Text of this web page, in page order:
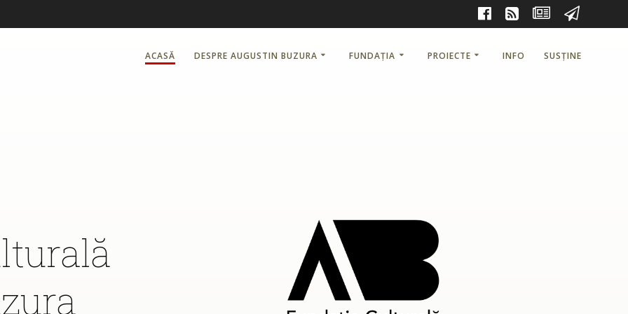
ACASĂ DESPRE AUGUSTIN BUZURA FUNDAȚIA PROIECTE INFO SUSȚINE